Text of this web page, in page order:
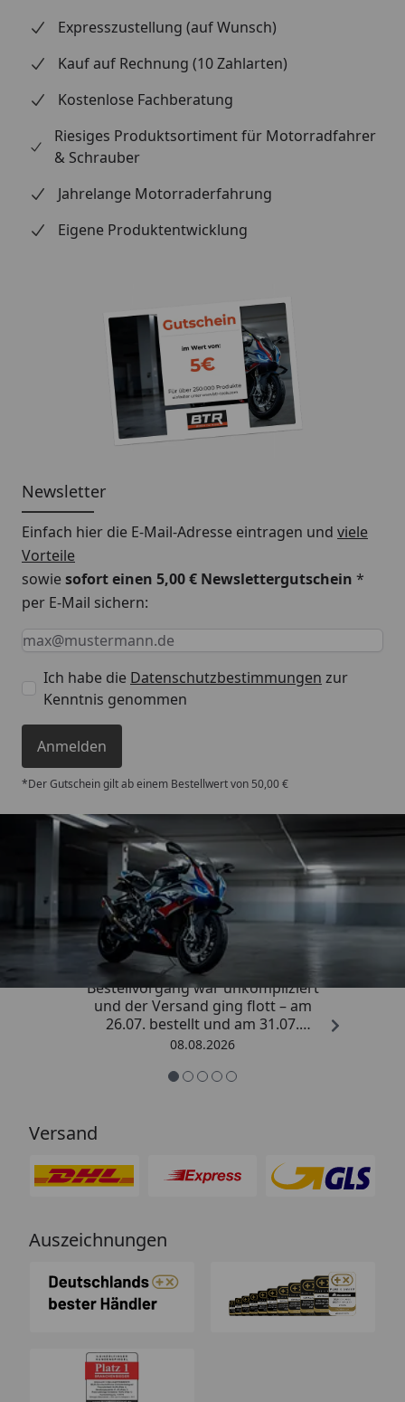
Expresszustellung (auf Wunsch)
Kauf auf Rechnung (10 Zahlarten)
Kostenlose Fachberatung
Riesiges Produktsortiment für Motorradfahrer
& Schrauber
Jahrelange Motorraderfahrung
Eigene Produktentwicklung
Newsletter
Einfach hier die E-Mail-Adresse eintragen und viele
Vorteile
sowiesofort einen 5,00 € Newslettergutschein *
per E-Mail sichern:
Keine Eingabe erforderlich
Eingabe erforderlich
E-Mail *
Ich habe die Datenschutzbestimmungen zur
Kenntnis genommen
Anmelden
*Der Gutschein gilt ab einem Bestellwert von 50,00 €
Trusted Shops
4,85/ 5
„Sehr zufriedener Kauf! Der
Bestellvorgang war unkompliziert
und der Versand ging flott – am
26.07. bestellt und am 31.07.
geliefert. Die Abdeckplane
Beschreibung und schützt
08.08.2026
Versand
Auszeichnungen